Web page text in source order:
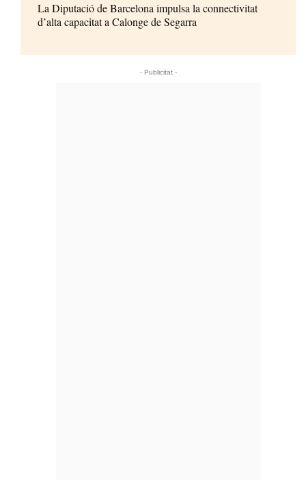
La Diputació de Barcelona impulsa la connectivitat
d’alta capacitat a Calonge de Segarra
- Publicitat -